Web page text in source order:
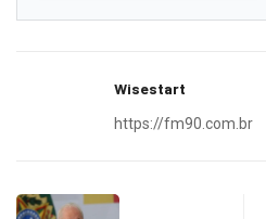
Wisestart
https://fm90.com.br